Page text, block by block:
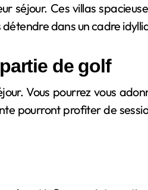
séjour. Ces villas
dans un cadre
de golf
Vous pourrez vous
pourront profiter de